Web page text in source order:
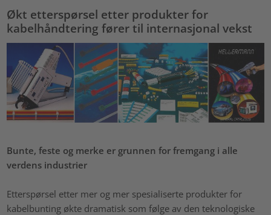
Økt etterspørsel etter produkter for
kabelhåndtering fører til internasjonal vekst
Bunte, feste og merke er grunnen for fremgang i alle
verdens industrier
Etterspørsel etter mer og mer spesialiserte produkter for
kabelbunting økte dramatisk som følge av den teknologiske